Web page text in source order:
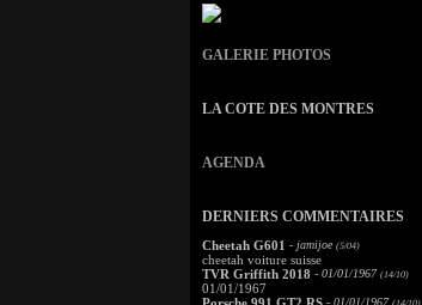
GALERIE PHOTOS
LA COTE DES MONTRES
AGENDA
DERNIERS COMMENTAIRES
Cheetah G601 - jamijoe (5/04)
cheetah voiture suisse
TVR Griffith 2018 - 01/01/1967 (14/10)
01/01/1967
- 01/01/1967